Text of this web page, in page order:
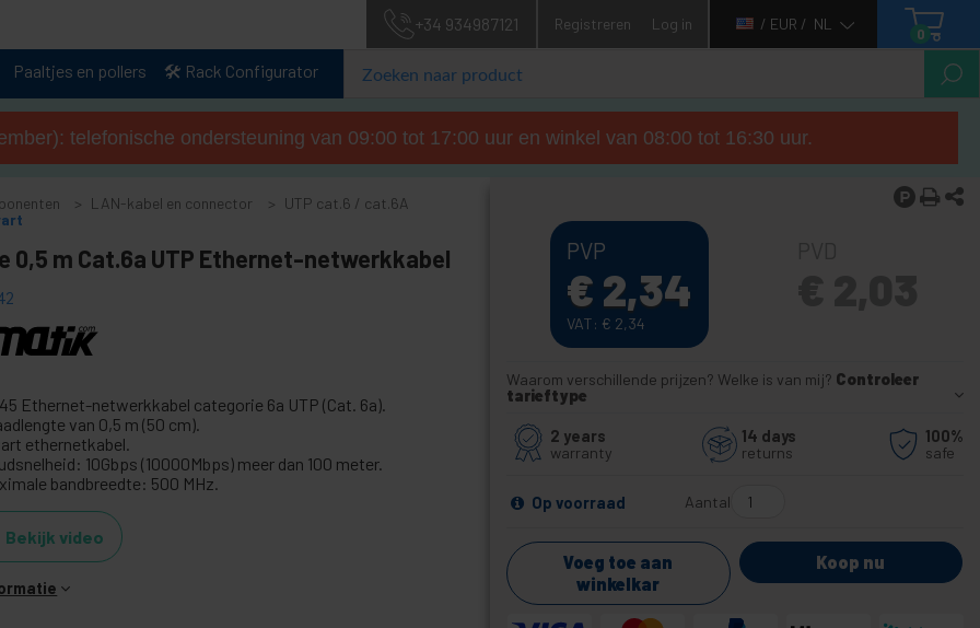
+34 934987121 Registreren Log in / EUR / NL
0
Paaltjes en pollers 🛠️ Rack Configurator
telefonische ondersteuning van 09:00 tot 17:00 uur en winkel van 08:00 tot 16:30 uur.
LAN-kabel en connector
UTP cat.6 / cat.6A
0,5 m Cat.6a UTP Ethernet-netwerkkabel
Ethernet-netwerkkabel categorie 6a UTP (Cat. 6a).
van 0,5 m (50 cm).
ethernetkabel.
10Gbps (10000Mbps) meer dan 100 meter.
bandbreedte: 500 MHz.
Bekijk video
PVP
€ 2,34
VAT: € 2,34
Waarom verschillende prijzen? Welke is van mij? Controleer
tarieftype
2 years
warranty
14 days
returns
100%
safe
Op voorraad Aantal
Voeg toe aan
winkelkar
Koop nu